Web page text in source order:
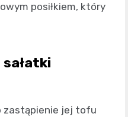
posiłkiem, który
zastąpienie jej tofu